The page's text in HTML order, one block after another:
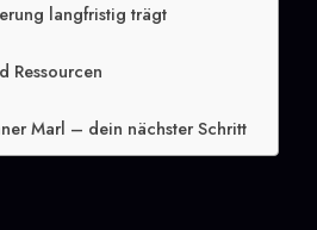
langfristig trägt
Ressourcen
Marl – dein nächster Schritt